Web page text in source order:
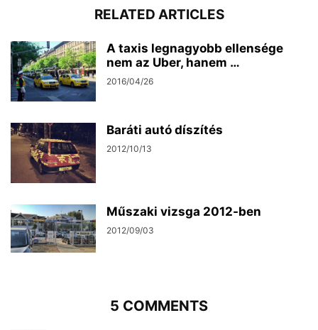
RELATED ARTICLES
A taxis legnagyobb ellensége
nem az Uber, hanem …
2016/04/26
Baráti autó díszítés
2012/10/13
Műszaki vizsga 2012-ben
2012/09/03
5 COMMENTS